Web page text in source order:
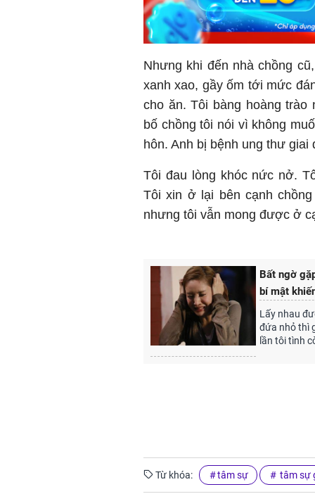
Nhưng khi đến nhà chồng
xanh xao, gầy ốm tới mức
cho ăn. Tôi bàng hoàng
bố chồng tôi nói vì không
hôn. Anh bị bệnh ung thư giai
Tôi đau lòng khóc nức nở.
Tôi xin ở lại bên cạnh
nhưng tôi vẫn mong được ở
Bất ngờ
bí mật
Lấy nhau
đứa nhỏ thì
lần tôi tình
Từ khóa: tâm sự tâm sự